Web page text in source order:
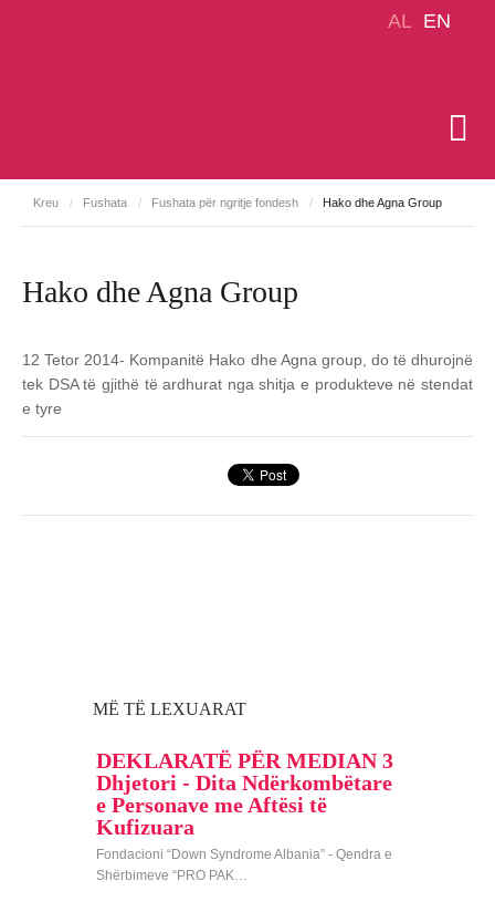
Kreu / Fushata / Fushata për ngritje fondesh / Hako dhe Agna Group
Hako dhe Agna Group
12 Tetor 2014- Kompanitë Hako dhe Agna group, do të dhurojnë
tek DSA të gjithë të ardhurat nga shitja e produkteve në stendat
e tyre
MË TË LEXUARAT
DEKLARATË PËR MEDIAN 3
Dhjetori - Dita Ndërkombëtare
e Personave me Aftësi të
Kufizuara
Fondacioni “Down Syndrome Albania” - Qendra e
Shërbimeve “PRO PAK…
AL EN